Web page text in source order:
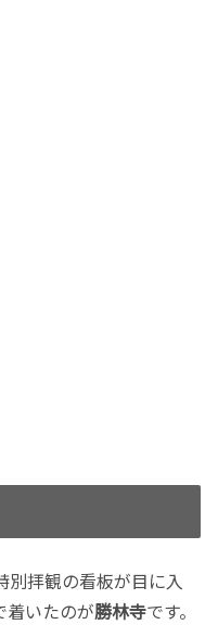
別拝観の看板が目に入
着いたのが勝林寺です。